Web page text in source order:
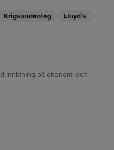
Krigsundantag
Lloyd´s
inriktning på ekonomi och